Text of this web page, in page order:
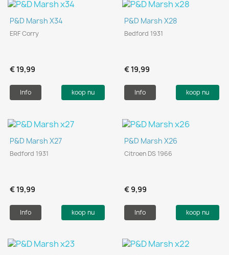
P&D Marsh X34
ERF Corry
€ 19,99
Info koop nu
P&D Marsh X28
Bedford 1931
€ 19,99
Info koop nu
P&D Marsh X27
Bedford 1931
€ 19,99
Info koop nu
P&D Marsh X26
Citroen DS 1966
€ 9,99
Info koop nu